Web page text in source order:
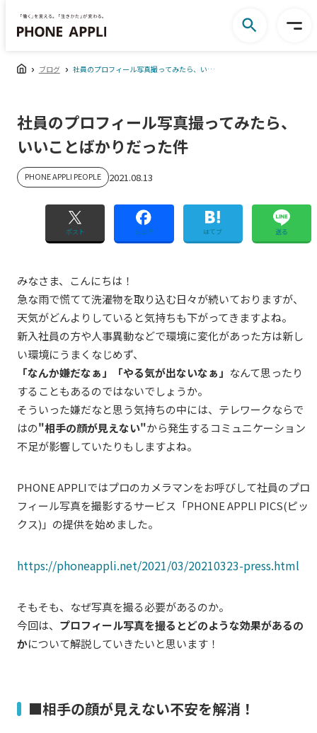
ブログ 社員のプロフィール写真撮ってみたら、いいことばかりだった件
社員のプロフィール写真撮ってみたら、
いいことばかりだった件
PHONE APPLI PEOPLE 2021.08.13
ポスト シェア はてブ 送る
みなさま、こんにちは！
急な雨で慌てて洗濯物を取り込む日々が続いておりますが、
天気がどんよりしていると気持ちも下がってきますよね。
新入社員の方や人事異動などで環境に変化があった方は新し
い環境にうまくなじめず、
「なんか嫌だなぁ」「やる気が出ないなぁ」 なんて思ったり
することもあるのではないでしょうか。
そういった嫌だなと思う気持ちの中には、テレワークならで
はの"相手の顔が見えない"から発生するコミュニケーション
不足が影響していたりもしますよね。
PHONE APPLIではプロのカメラマンをお呼びして社員のプロ
フィール写真を撮影するサービス「PHONE APPLI PICS(ピッ
クス)」の提供を始めました。
https://phoneappli.net/2021/03/20210323-press.html
そもそも、なぜ写真を撮る必要があるのか。
今回は、 プロフィール写真を撮るとどのような効果があるの
かについて解説していきたいと思います！
■相手の顔が見えない不安を解消！